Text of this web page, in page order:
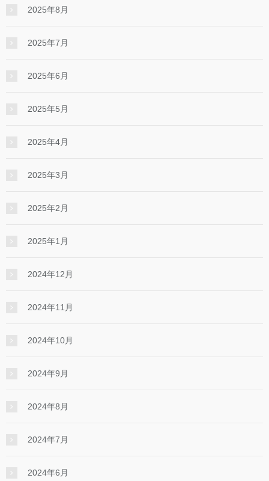
2025年8月
2025年7月
2025年6月
2025年5月
2025年4月
2025年3月
2025年2月
2025年1月
2024年12月
2024年11月
2024年10月
2024年9月
2024年8月
2024年7月
2024年6月